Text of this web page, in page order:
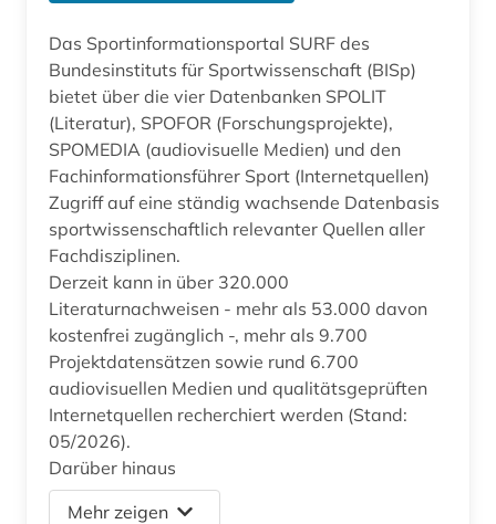
Das Sportinformationsportal SURF des
Bundesinstituts für Sportwissenschaft (BISp)
bietet über die vier Datenbanken SPOLIT
(Literatur), SPOFOR (Forschungsprojekte),
SPOMEDIA (audiovisuelle Medien) und den
Fachinformationsführer Sport (Internetquellen)
Zugriff auf eine ständig wachsende Datenbasis
sportwissenschaftlich relevanter Quellen aller
Fachdisziplinen.
Derzeit kann in über 320.000
Literaturnachweisen - mehr als 53.000 davon
kostenfrei zugänglich -, mehr als 9.700
Projektdatensätzen sowie rund 6.700
audiovisuellen Medien und qualitätsgeprüften
Internetquellen recherchiert werden (Stand:
05/2026).
Darüber hinaus
Mehr zeigen